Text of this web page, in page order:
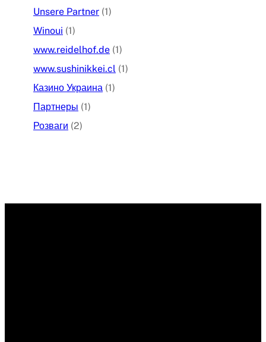
Unsere Partner (1)
Winoui (1)
www.reidelhof.de (1)
www.sushinikkei.cl (1)
Казино Украина (1)
Партнеры (1)
Розваги (2)